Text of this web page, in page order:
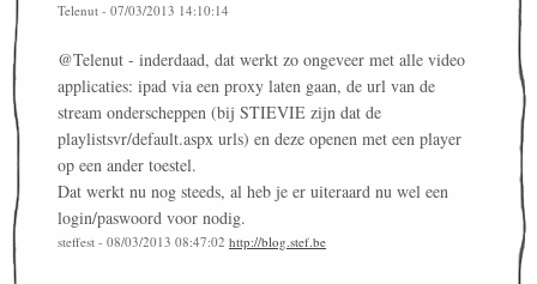
Telenut - 07/03/2013 14:10:14
@Telenut - inderdaad, dat werkt zo ongeveer met alle video
applicaties: ipad via een proxy laten gaan, de url van de
stream onderscheppen (bij STIEVIE zijn dat de
playlistsvr/default.aspx urls) en deze openen met een player
op een ander toestel.
Dat werkt nu nog steeds, al heb je er uiteraard nu wel een
login/paswoord voor nodig.
steffest - 08/03/2013 08:47:02 http://blog.stef.be